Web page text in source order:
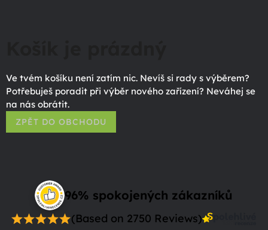
Ve tvém košíku není zatím nic. Nevíš si rady s výběrem?
Potřebuješ poradit při výběr nového zařízení? Neváhej se
na nás obrátit.
ZPĚT DO OBCHODU
96% spokojených zákazníků
(Based on 2750 Reviews)